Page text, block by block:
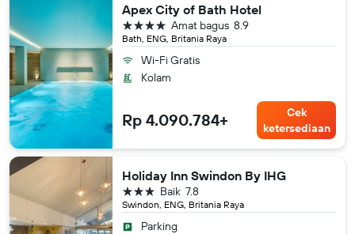
Apex City of Bath Hotel
Bath, ENG, Britania Raya
8.9
Amat bagus
bintang 4
Wi-Fi Gratis
Kolam
Rp 4.090.784+
Cek
ketersediaan
Holiday Inn Swindon By IHG
Swindon, ENG, Britania Raya
7.8
Baik
bintang 3
Parking